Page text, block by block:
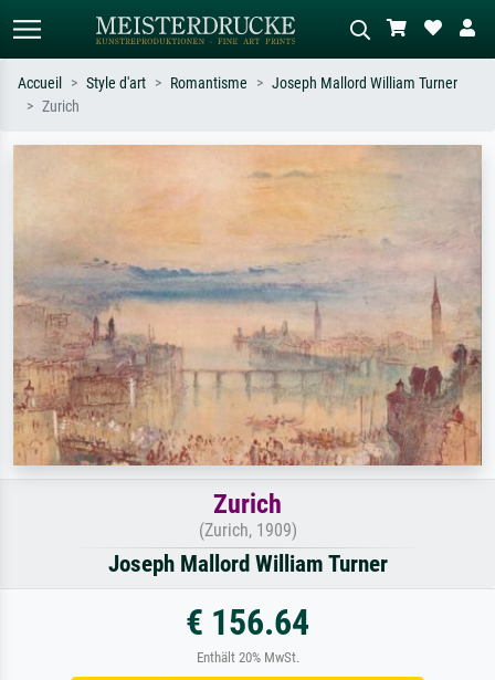
impressionnisme, vague de Hokusai,
tableau sombre, nu debout près d'un
arbre.
Accueil Style d'art Romantisme
Joseph Mallord William Turner
Zurich
Zurich
(Zurich, 1909)
Joseph Mallord William Turner
€ 156.64
Enthält 20% MwSt.